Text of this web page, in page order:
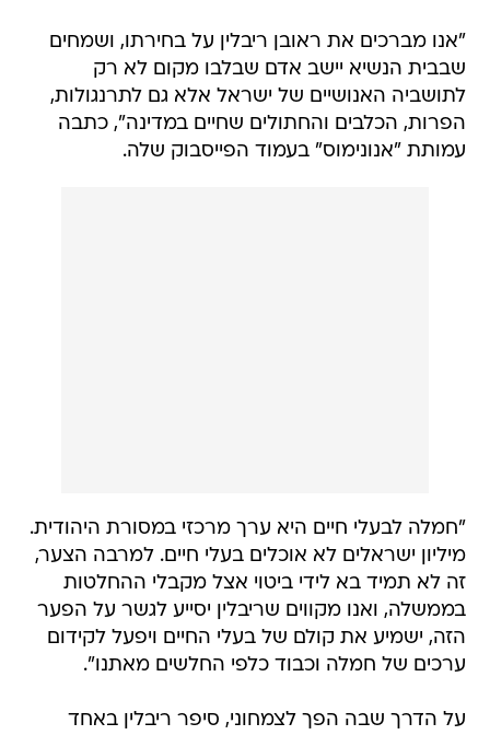
"אנו מברכים את ראובן ריבלין על בחירתו, ושמחים
שבבית הנשיא יישב אדם שבלבו מקום לא רק
לתושביה האנושיים של ישראל אלא גם לתרנגולות,
הפרות, הכלבים והחתולים שחיים במדינה", כתבה
עמותת "אנונימוס" בעמוד הפייסבוק שלה.
"חמלה לבעלי חיים היא ערך מרכזי במסורת היהודית.
מיליון ישראלים לא אוכלים בעלי חיים. למרבה הצער,
זה לא תמיד בא לידי ביטוי אצל מקבלי ההחלטות
בממשלה, ואנו מקווים שריבלין יסייע לגשר על הפער
הזה, ישמיע את קולם של בעלי החיים ויפעל לקידום
ערכים של חמלה וכבוד כלפי החלשים מאתנו".
על הדרך שבה הפך לצמחוני, סיפר ריבלין באחד